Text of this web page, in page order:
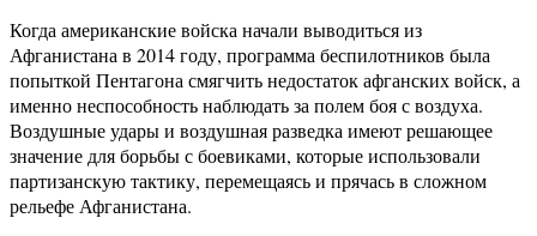
Когда американские войска начали выводиться из
Афганистана в 2014 году, программа беспилотников была
попыткой Пентагона смягчить недостаток афганских войск, а
именно неспособность наблюдать за полем боя с воздуха.
Воздушные удары и воздушная разведка имеют решающее
значение для борьбы с боевиками, которые использовали
партизанскую тактику, перемещаясь и прячась в сложном
рельефе Афганистана.